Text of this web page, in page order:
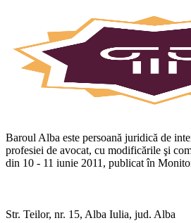
Baroul Alba este persoană juridică de
profesiei de avocat, cu modificările şi
din 10 - 11 iunie 2011, publicat în
Str. Teilor, nr. 15, Alba Iulia, jud. Alba